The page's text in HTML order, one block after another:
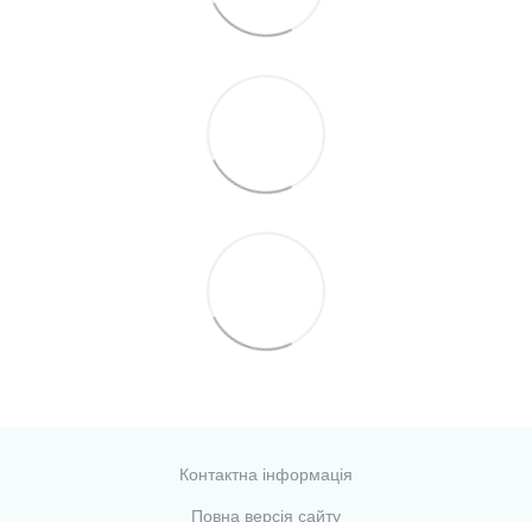
Контактна інформація
Повна версія сайту